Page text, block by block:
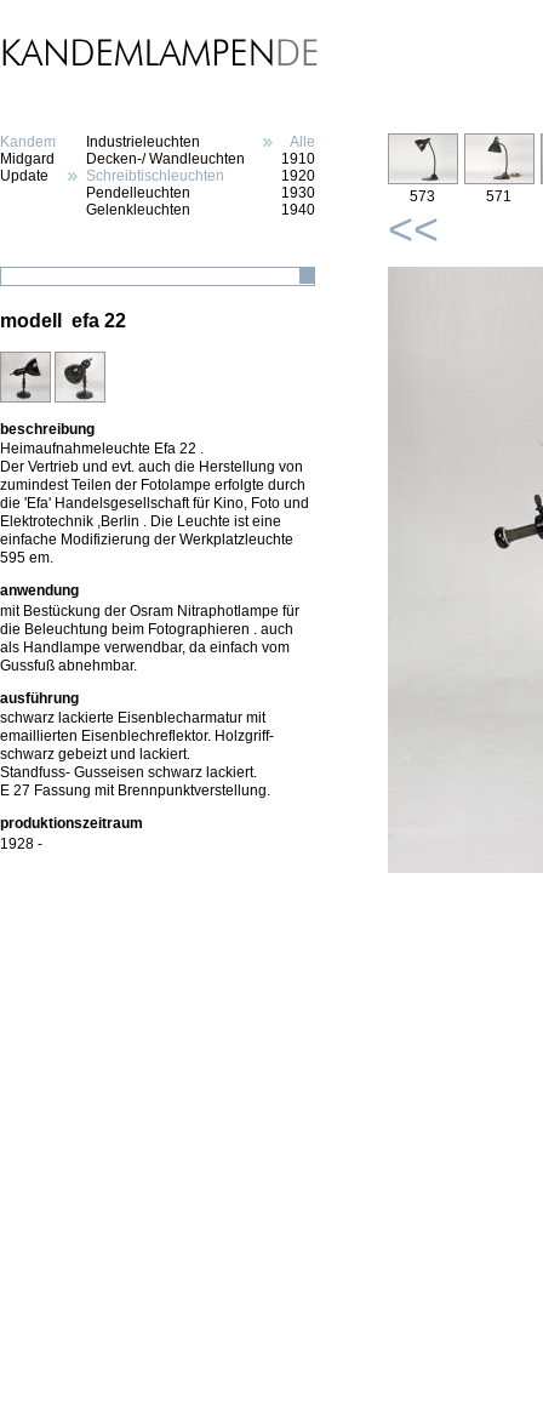
Kandem
Midgard
Update
Industrieleuchten
Decken-/ Wandleuchten
Schreibtischleuchten
Pendelleuchten
Gelenkleuchten
Alle
1910
1920
1930
1940
modell efa 22
beschreibung
Heimaufnahmeleuchte Efa 22 .
Der Vertrieb und evt. auch die Herstellung von
zumindest Teilen der Fotolampe erfolgte durch
die 'Efa' Handelsgesellschaft für Kino, Foto und
Elektrotechnik ,Berlin . Die Leuchte ist eine
einfache Modifizierung der Werkplatzleuchte
595 em.
anwendung
mit Bestückung der Osram Nitraphotlampe für
die Beleuchtung beim Fotographieren . auch
als Handlampe verwendbar, da einfach vom
Gussfuß abnehmbar.
ausführung
schwarz lackierte Eisenblecharmatur mit
emaillierten Eisenblechreflektor. Holzgriff-
schwarz gebeizt und lackiert.
Standfuss- Gusseisen schwarz lackiert.
E 27 Fassung mit Brennpunktverstellung.
produktionszeitraum
1928 -
573 571
<<